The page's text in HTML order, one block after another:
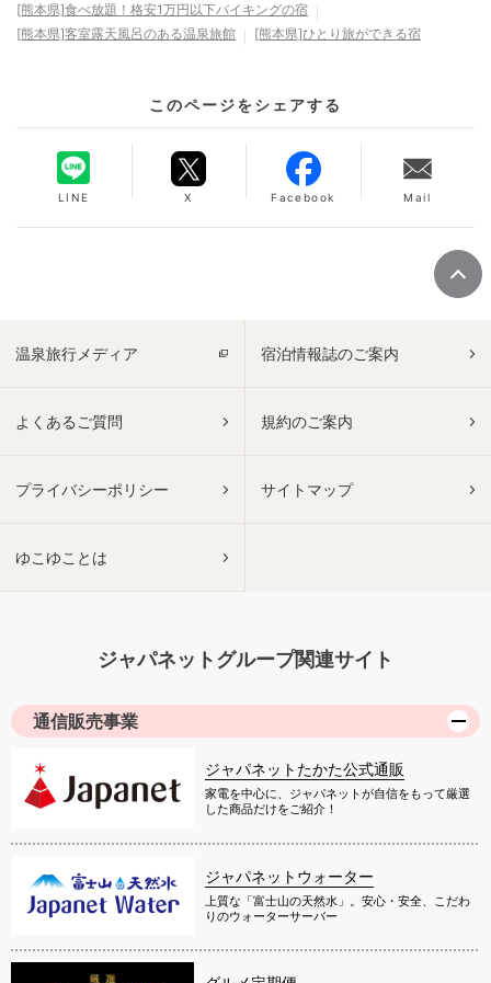
[熊本県]食べ放題！格安1万円以下バイキングの宿
[熊本県]客室露天風呂のある温泉旅館
[熊本県]ひとり旅ができる宿
このページをシェアする
LINE X Facebook Mail
温泉旅行メディア 宿泊情報誌のご案内
よくあるご質問 規約のご案内
プライバシーポリシー サイトマップ
ゆこゆことは
ジャパネットグループ関連サイト
通信販売事業
ジャパネットたかた公式通販
家電を中心に、ジャパネットが自信をもって厳選
した商品だけをご紹介！
ジャパネットウォーター
上質な「富士山の天然水」。安心・安全、こだわ
りのウォーターサーバー